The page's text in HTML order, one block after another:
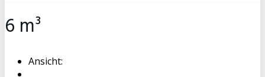
6 m³
Ansicht: